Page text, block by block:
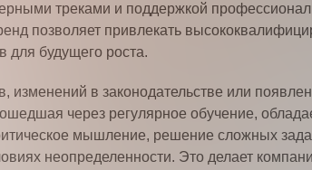
треками и поддержкой
позволяет привлекать
для будущего роста.
изменений в законодательстве или
через регулярное обучение,
мышление, решение сложных
неопределенности. Это делает